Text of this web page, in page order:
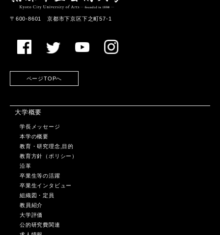
〒600-8601 京都市下京区下之町57-1
ページTOPへ
大学概要
学長メッセージ
本学の概要
教育・研究理念,目的
教育方針（ポリシー）
沿革
卒業生等の活躍
卒業生インタビュー
組織図・定員
教員紹介
大学評価
公的研究費関連